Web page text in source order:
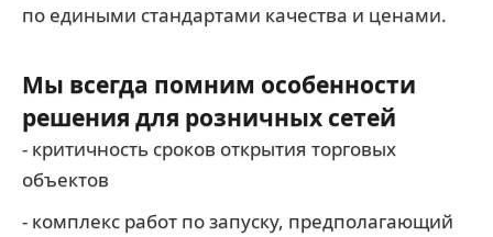
по едиными стандартами качества и ценами.
Мы всегда помним особенности
решения для розничных сетей
- критичность сроков открытия торговых
объектов
- комплекс работ по запуску, предполагающий